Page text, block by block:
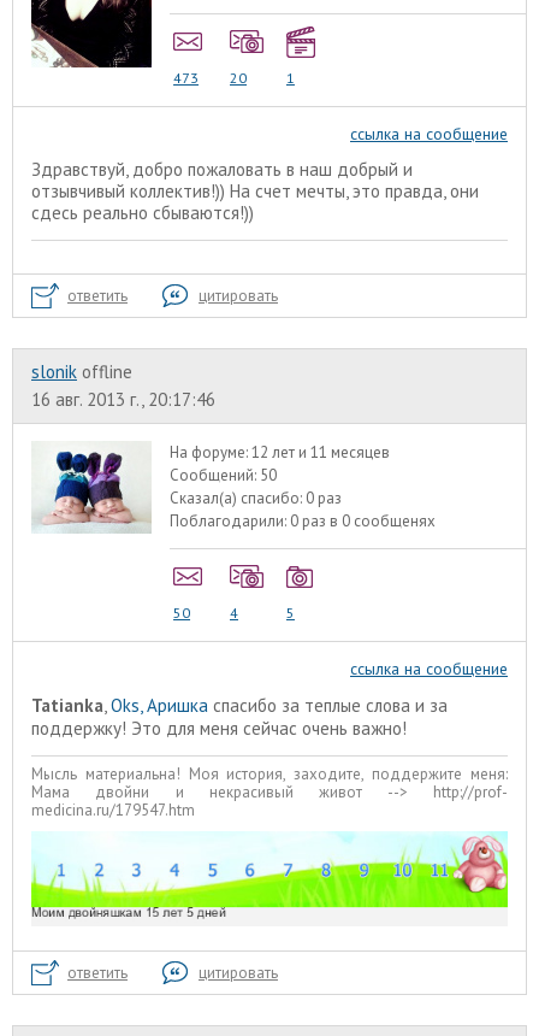
473 20 1
ссылка на сообщение
Здравствуй, добро пожаловать в наш добрый и
отзывчивый коллектив!)) На счет мечты, это правда, они
сдесь реально сбываются!))
ответить цитировать
slonik offline
16 авг. 2013 г., 20:17:46
На форуме:12 лет и 11 месяцев
Сообщений: 50
Сказал(а) спасибо: 0 раз
Поблагодарили: 0 раз в 0 сообщенях
50 4 5
ссылка на сообщение
Tatianka,Oks, Аришка спасибо за теплые слова и за
поддержку! Это для меня сейчас очень важно!
Мысль материальна! Моя история, заходите, поддержите меня:
Мама двойни и некрасивый живот --> http://prof-
medicina.ru/179547.htm
ответить цитировать